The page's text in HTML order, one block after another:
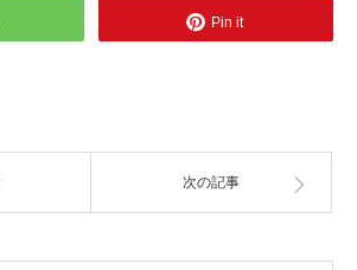
Pin it
次の記事